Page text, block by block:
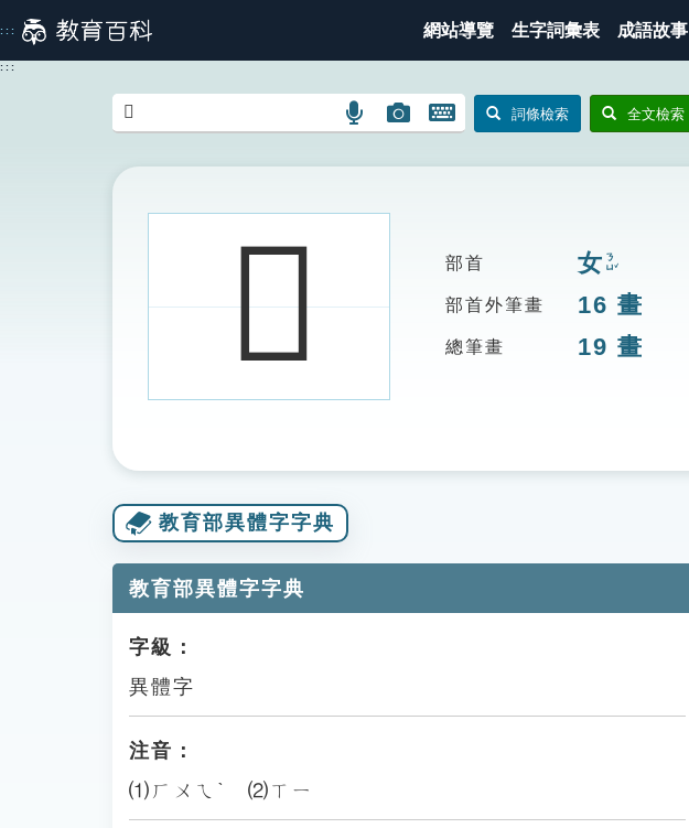
到
主
::: 網站導覽 生字詞彙表 成語故事
:::
語
搜
圖
圖
搜
開
鍵
詞條檢索 全文檢索
𡣸 部首 女ㄋㄩˇ
部首外筆畫 16 畫
總筆畫 19 畫
教育部異體字字典
教育部異體字字典
字級：
異體字
注音：
⑴ㄏㄨㄟˋ ⑵ㄒㄧ